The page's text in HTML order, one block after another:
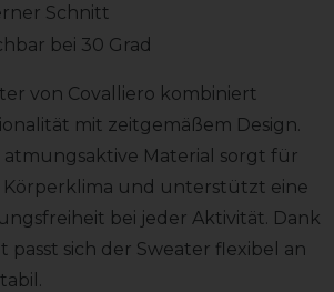
Schnitt
bei 30 Grad
von Covalliero kombiniert
mit zeitgemäßem Design.
atmungsaktive Material sorgt für
Körperklima und unterstützt eine
bei jeder Aktivität. Dank
passt sich der Sweater flexibel an